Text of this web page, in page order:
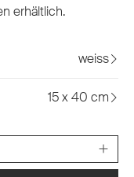
erhältlich.
weiss
15 x 40 cm